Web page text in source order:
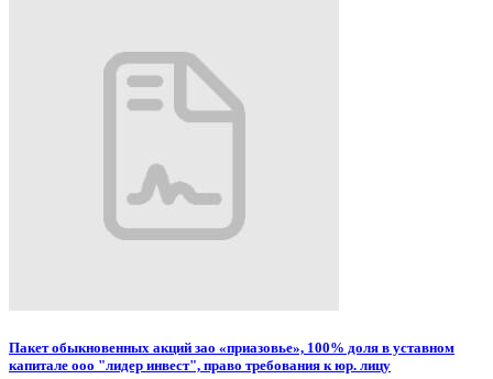
Пакет обыкновенных акций зао «приазовье», 100% доля в уставном
капитале ооо "лидер инвест", право требования к юр. лицу